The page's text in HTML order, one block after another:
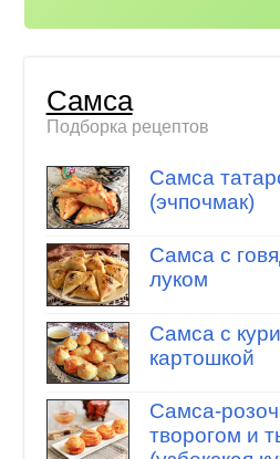
Самса
Подборка рецептов
Самса
(эчпочмак)
Самса с
луком
Самса с
картошкой
Самса-
творогом и